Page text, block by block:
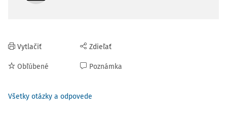
Vytlačiť
Obľúbené
Zdieľať
Poznámka
Všetky otázky a odpovede